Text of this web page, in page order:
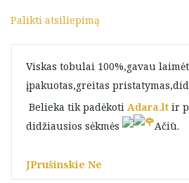
Palikti atsiliepimą
Viskas tobulai 100%,gavau
įpakuotas,greitas
Belieka tik padėkoti Adara.lt ir
didžiausios sėkmės
Ačiū.
JPrušinskie Ne